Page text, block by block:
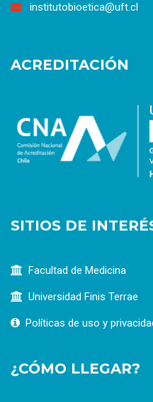
institutobioetica@uft.cl
ACREDITACIÓN
SITIOS DE
Facultad de Medicina
Universidad Finis Terrae
Políticas de uso y
¿CÓMO LLEGAR?